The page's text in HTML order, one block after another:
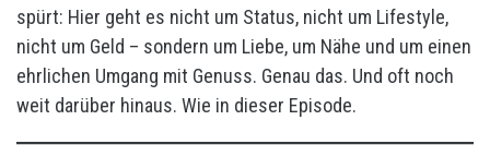
spürt: Hier geht es nicht um Status, nicht um Lifestyle,
nicht um Geld – sondern um Liebe, um Nähe und um einen
ehrlichen Umgang mit Genuss. Genau das. Und oft noch
weit darüber hinaus. Wie in dieser Episode.